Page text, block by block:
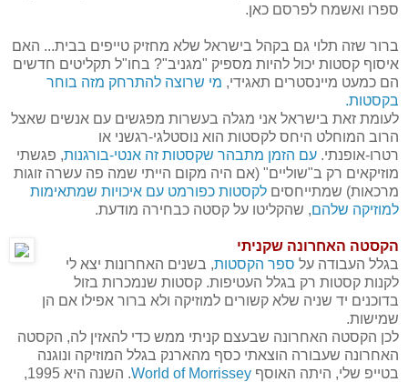
ספרו ואשמח לפרסם כאן.
ברור שזה תלוי גם בקהל בישראל שלא מחזיק טייפים בבית... האם
איסוף קסטות יכול להיות מספיק "מגניב"? בחו"ל תקליטים חדשים
הם כמעט מיינסטרים תאגידי, מי שרוצה להתרחק מזה בוחר
בקסטות.
לעומת זאת בישראל אני מגלה בעשרות מפגשים עם אנשים שאצל
הרוב המוחלט היחס לקסטות הוא נוסטלגי-רגשני או
רטרו-אופנתי. עם הזמן מתבהר שקסטות זה אנטי-בורגנות, פגשתי
מוזיקאים רק ב"שוליים" (אם היה מקום הייתי שמה פה עשרה זוגות
מרכאות) שמתייחסים לקסטות כפורמט עם איכויות שמתאימות
למוזיקה שלהם, שהקליטו על קסטה כבחירה מודעת.
הקסטה האחרונה שקניתי
בגלל העבודה על ספר הקסטות, בשנים האחרונות יצא לי
לקנות קסטות רק בגלל העטיפות. קסטות שנמכרות בזול
בדוכנים יד שניה שלא קשורים למוזיקה ולא ברור אפילו אם הן
שמישות.
לכן הקסטה האחרונה שבעצם קניתי ממש כדי להאזין לה, הקסטה
האחרונה שעבורה הוצאתי כסף מהארנק בגלל המוזיקה ונוגנה
בטייפ שלי, היתה האוסף World of Morrissey
. השנה היא 1995,